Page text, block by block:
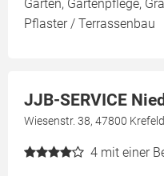
Garten, Gartenpflege,
Pflaster / Terrassenbau
JJB-SERVICE
Wiesenstr. 38, 47800
4 mit einer